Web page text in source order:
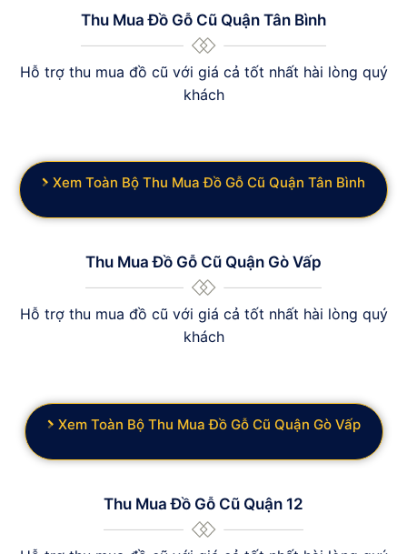
Thu Mua Đồ Gỗ Cũ Quận Tân Bình
Hỗ trợ thu mua đồ cũ với giá cả tốt nhất hài lòng quý
khách
Xem Toàn Bộ Thu Mua Đồ Gỗ Cũ Quận Tân Bình
Thu Mua Đồ Gỗ Cũ Quận Gò Vấp
Hỗ trợ thu mua đồ cũ với giá cả tốt nhất hài lòng quý
khách
Xem Toàn Bộ Thu Mua Đồ Gỗ Cũ Quận Gò Vấp
Thu Mua Đồ Gỗ Cũ Quận 12